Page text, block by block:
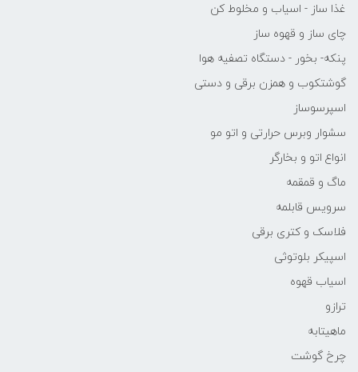
غذا ساز - اسیاب و مخلوط کن
چای ساز و قهوه ساز
پنکه- بخور - دستگاه تصفیه هوا
گوشتکوب و همزن برقی و دستی
اسپرسوساز
سشوار وبرس حرارتی و اتو مو
انواع اتو و بخارگر
ماگ و قمقمه
سرویس قابلمه
فلاسک و کتری برقی
اسپیکر بلوتوثی
اسیاب قهوه
ترازو
ماهیتابه
چرخ گوشت